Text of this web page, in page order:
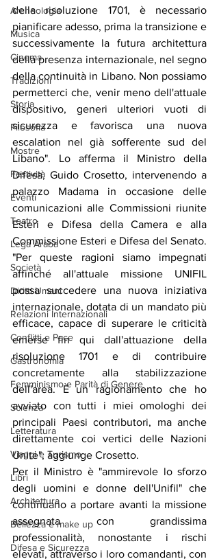
Archeologia
Musica
Cinema
Tradizioni
Storia
Filosofia
Mostre
Festività
Eventi
Teatro
Lega Araba
Società
Diritti Umani
Relazioni Internazionali
Conflitti e Pace
Gastronomia
Femminismo e Parità di Genere
Scienza
Letteratura
Viaggi e Turismo
Libri
Architettura
Bellezza e make up
Difesa e Sicurezza
della risoluzione 1701, è necessario
pianificare adesso, prima la transizione e
successivamente la futura architettura
della presenza internazionale, nel segno
della continuità in Libano. Non possiamo
permetterci che, venir meno dell'attuale
dispositivo, generi ulteriori vuoti di
sicurezza e favorisca una nuova
escalation nel già sofferente sud del
Libano". Lo afferma il Ministro della
Difesa, Guido Crosetto, intervenendo a
palazzo Madama in occasione delle
comunicazioni alle Commissioni riunite
Esteri e Difesa della Camera e alla
Commissione Esteri e Difesa del Senato.
"Per queste ragioni siamo impegnati
affinché all'attuale missione UNIFIL
possa succedere una nuova iniziativa
internazionale, dotata di un mandato più
efficace, capace di superare le criticità
emerse fin qui dall'attuazione della
risoluzione 1701 e di contribuire
concretamente alla stabilizzazione
dell'area. È un ragionamento che ho
avviato con tutti i miei omologhi dei
principali Paesi contributori, ma anche
direttamente coi vertici delle Nazioni
Unite", aggiunge Crosetto.
Per il Ministro è "ammirevole lo sforzo
degli uomini e donne dell'Unifil" che
continuano a portare avanti la missione
assegnata con grandissima
professionalità, nonostante i rischi
elevati, attraverso i loro comandanti, con